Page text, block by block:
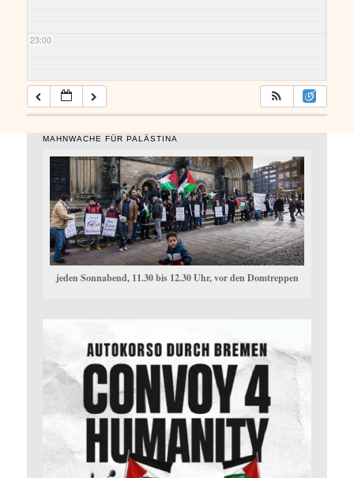
23:00
MAHNWACHE FÜR PALÄSTINA
jeden Sonnabend, 11.30 bis 12.30 Uhr, vor den Domtreppen